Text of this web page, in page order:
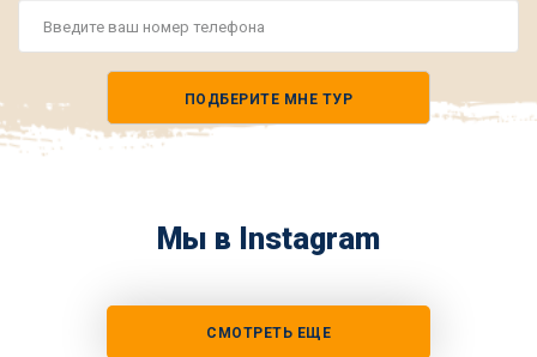
ПОДБЕРИТЕ МНЕ ТУР
Мы в Instagram
СМОТРЕТЬ ЕЩЕ